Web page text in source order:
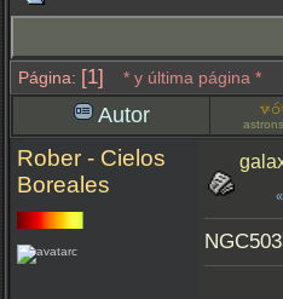
Página: [1] * y última página *
Autor
Rober - Cielos
Boreales
«